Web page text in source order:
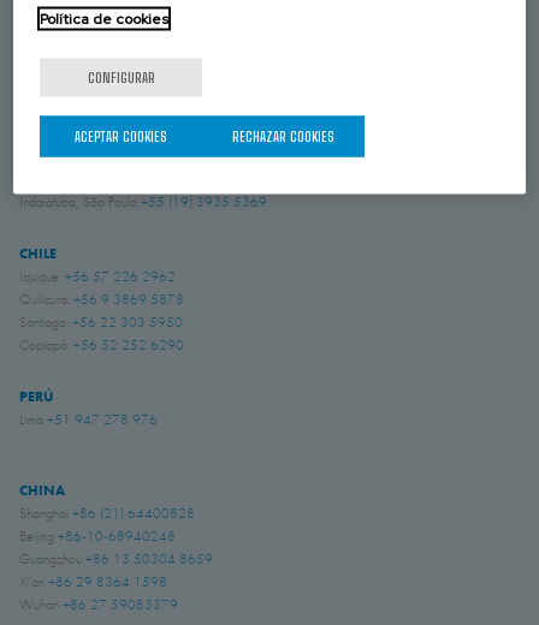
CANADÁ
Laval, Quebec+1 450 622 8775
ESTADOS UNIDOS
Indaiatuba, São Paulo+55 (19) 3935 5369
CHILE
Iquique: +56 57 226 2962
Quilicura: +56 9 3869 5878
Santiago: +56 22 303 5950
Copiapó: +56 52 252 6290
PERÚ
Lima +51 947 278 976
CHINA
Shanghai +86 (21) 64400828
Beijing +86-10-68940248
Guangzhou +86 13 50304 8659
Xi'an +86 29 8364 1598
Wuhan +86 27 59083379
Política de cookies
CONFIGURAR
RECHAZAR COOKIES
ACEPTAR COOKIES